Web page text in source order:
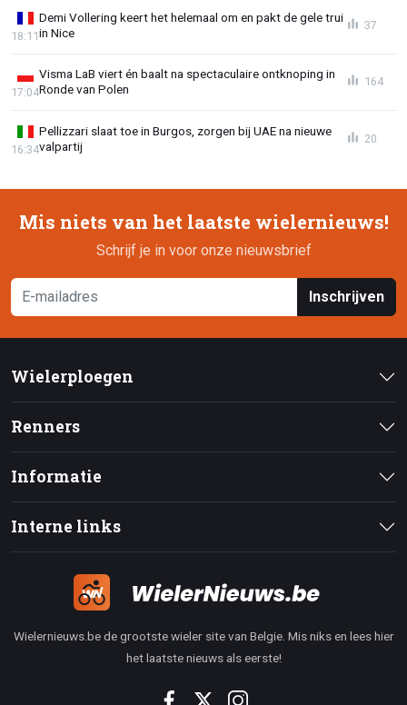
Demi Vollering keert het helemaal om en pakt de gele trui
in Nice
18:11
37
Visma LaB viert én baalt na spectaculaire ontknoping in
Ronde van Polen
17:04
164
Pellizzari slaat toe in Burgos, zorgen bij UAE na nieuwe
valpartij
16:34
20
Mis niets van het laatste wielernieuws!
Schrijf je in voor onze nieuwsbrief
Inschrijven
Wielerploegen
Renners
Informatie
Interne links
Wielernieuws.be de grootste wieler site van Belgie. Mis niks en lees hier
het laatste nieuws als eerste!